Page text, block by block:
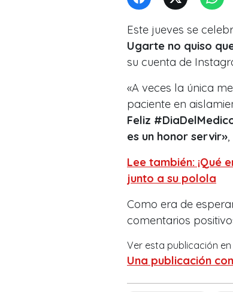
Este jueves se
Ugarte no quiso
su cuenta de
«A veces la única
paciente en
Feliz
es un honor servir»
Lee también:
junto a su polola
Como era de
comentarios
Ver esta publicación
Una publicación